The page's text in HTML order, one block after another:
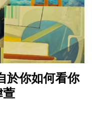
於你如何看你
萱